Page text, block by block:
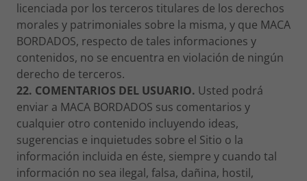
licenciada por los terceros titulares de los derechos
morales y patrimoniales sobre la misma, y que MACA
BORDADOS, respecto de tales informaciones y
contenidos, no se encuentra en violación de ningún
derecho de terceros.
22. COMENTARIOS DEL USUARIO. Usted podrá
enviar a MACA BORDADOS sus comentarios y
cualquier otro contenido incluyendo ideas,
sugerencias e inquietudes sobre el Sitio o la
información incluida en éste, siempre y cuando tal
información no sea ilegal, falsa, dañina, hostil,